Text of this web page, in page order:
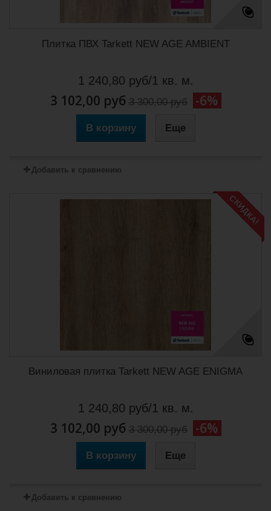
Плитка ПВХ Tarkett NEW AGE AMBIENT
1 240,80 руб/1 кв. м.
3 102,00 руб 3 300,00 руб -6%
В корзину Еще
Добавить к сравнению
СКИДКА!
Виниловая плитка Tarkett NEW AGE ENIGMA
1 240,80 руб/1 кв. м.
3 102,00 руб 3 300,00 руб -6%
В корзину Еще
Добавить к сравнению